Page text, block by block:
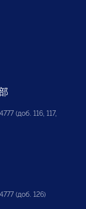
(доб. 116, 117,
(доб. 126)